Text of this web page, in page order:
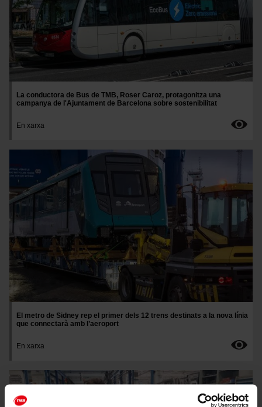
La conductora de Bus de TMB, Roser Caroz, protagonitza una
campanya de l'Ajuntament de Barcelona sobre sostenibilitat
En xarxa
El metro de Sidney rep el primer dels 12 trens destinats a la nova línia
que connectarà amb l’aeroport
En xarxa
Imatge